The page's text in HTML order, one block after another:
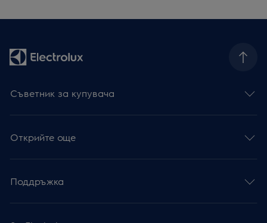
Съветник за купувача
Открийте още
Поддръжка